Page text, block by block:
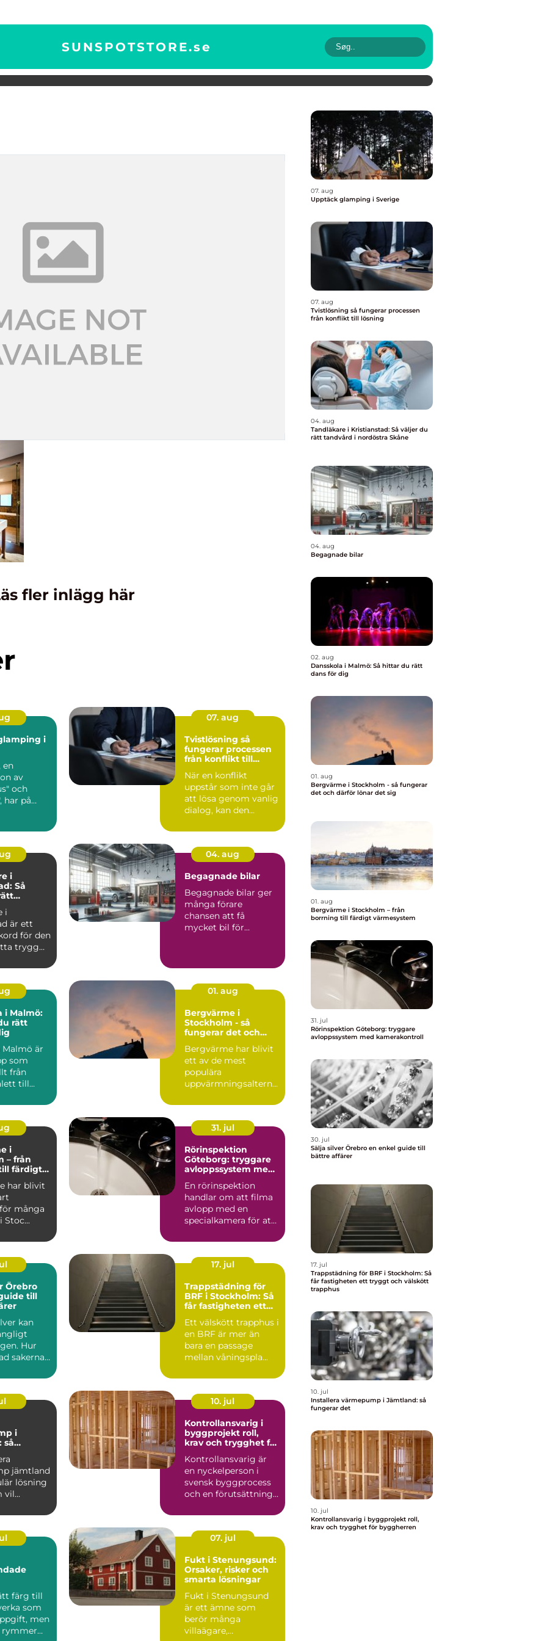
SUNSPOTSTORE.se
fler inlägg här
i
en
av
och
har på
07. aug
Tvistlösning så
fungerar processen
från konflikt till
När en konflikt
uppstår som inte går
att lösa genom vanlig
dialog, kan den
tidskräva...
i
Så
i
är ett
för den
trygg
04. aug
Begagnade bilar
Begagnade bilar ger
många förare
chansen att få
mycket bil för
i Malmö:
rätt
Malmö är
som
från
till
01. aug
Bergvärme i
Stockholm - så
fungerar det och
Bergvärme har blivit
ett av de mest
populära
uppvärmningsalterna
i
– från
färdigt
har blivit
många
Stoc...
31. jul
Rörinspektion
Göteborg: tryggare
avloppssystem med
En rörinspektion
handlar om att filma
avlopp med en
specialkamera för att
Örebro
till
kan
Hur
sakerna
17. jul
Trappstädning för
BRF i Stockholm: Så
får fastigheten ett
trapphus
Ett välskött trapphus i
en BRF är mer än
bara en passage
mellan våningspla...
i
så
jämtland
lösning
vil...
10. jul
Kontrollansvarig i
byggprojekt roll,
krav och trygghet för
Kontrollansvarig är
en nyckelperson i
svensk byggprocess
och en förutsättning
byggproj...
färg till
som
men
rymmer
07. jul
Fukt i Stenungsund:
Orsaker, risker och
smarta lösningar
Fukt i Stenungsund
är ett ämne som
berör många
villaägare,
07. aug
Upptäck glamping i Sverige
07. aug
Tvistlösning så fungerar processen
från konflikt till lösning
04. aug
Tandläkare i Kristianstad: Så väljer du
rätt tandvård i nordöstra Skåne
04. aug
Begagnade bilar
02. aug
Dansskola i Malmö: Så hittar du rätt
dans för dig
01. aug
Bergvärme i Stockholm - så fungerar
det och därför lönar det sig
01. aug
Bergvärme i Stockholm – från
borrning till färdigt värmesystem
31. jul
Rörinspektion Göteborg: tryggare
avloppssystem med kamerakontroll
30. jul
Sälja silver Örebro en enkel guide till
bättre affärer
17. jul
Trappstädning för BRF i Stockholm: Så
får fastigheten ett tryggt och välskött
trapphus
10. jul
Installera värmepump i Jämtland: så
fungerar det
10. jul
Kontrollansvarig i byggprojekt roll,
krav och trygghet för byggherren